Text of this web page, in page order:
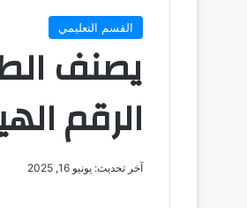
القسم التعليمي
يصنف
الرقم
آخر تحديث: يونيو 16, 2025